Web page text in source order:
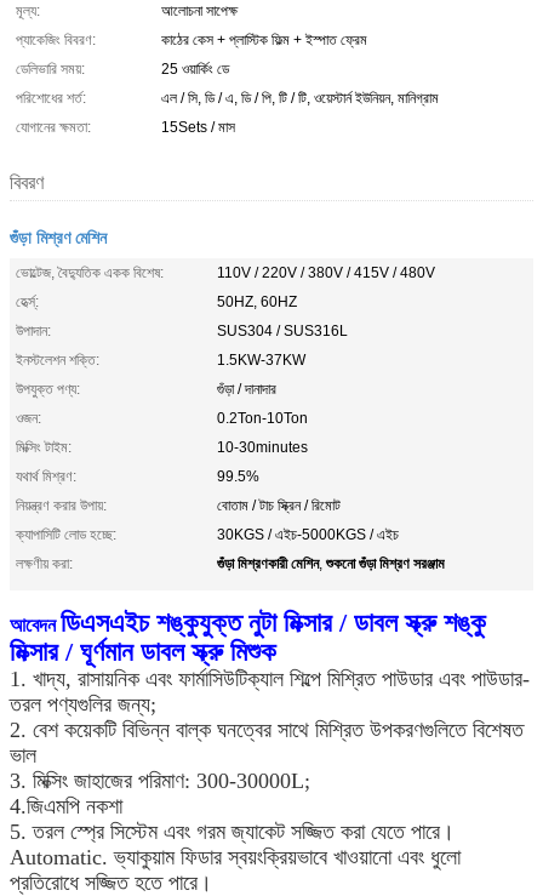
মূল্য:
আলোচনা সাপেক্ষ
প্যাকেজিং বিবরণ:
কাঠের কেস + প্লাস্টিক ফিল্ম + ইস্পাত ফ্রেম
ডেলিভারি সময়:
25 ওয়ার্কিং ডে
পরিশোধের শর্ত:
এল / সি, ডি / এ, ডি / পি, টি / টি, ওয়েস্টার্ন ইউনিয়ন, মানিগ্রাম
যোগানের ক্ষমতা:
15Sets / মাস
বিবরণ
গুঁড়া মিশ্রণ মেশিন
ভোল্টেজ, বৈদ্যুতিক একক বিশেষ:
110V / 220V / 380V / 415V / 480V
হের্ত্স্:
50HZ, 60HZ
উপাদান:
SUS304 / SUS316L
ইনস্টলেশন শক্তি:
1.5KW-37KW
উপযুক্ত পণ্য:
গুঁড়া / দানাদার
ওজন:
0.2Ton-10Ton
মিক্সিং টাইম:
10-30minutes
যথার্থ মিশ্রণ:
99.5%
নিয়ন্ত্রণ করার উপায়:
বোতাম / টাচ স্ক্রিন / রিমোট
ক্যাপাসিটি লোড হচ্ছে:
30KGS / এইচ-5000KGS / এইচ
লক্ষণীয় করা:
গুঁড়া মিশ্রণকারী মেশিন, শুকনো গুঁড়া মিশ্রণ সরঞ্জাম
আবেদনডিএসএইচ শঙ্কুযুক্ত নুটা মিক্সার / ডাবল স্ক্রু শঙ্কু
মিক্সার / ঘূর্ণমান ডাবল স্ক্রু মিশুক
1. খাদ্য, রাসায়নিক এবং ফার্মাসিউটিক্যাল শিল্পে মিশ্রিত পাউডার এবং পাউডার-
তরল পণ্যগুলির জন্য;
2. বেশ কয়েকটি বিভিন্ন বাল্ক ঘনত্বের সাথে মিশ্রিত উপকরণগুলিতে বিশেষত
ভাল
3. মিক্সিং জাহাজের পরিমাণ: 300-30000L;
4.জিএমপি নকশা
5. তরল স্প্রে সিস্টেম এবং গরম জ্যাকেট সজ্জিত করা যেতে পারে।
Automatic. ভ্যাকুয়াম ফিডার স্বয়ংক্রিয়ভাবে খাওয়ানো এবং ধুলো
প্রতিরোধে সজ্জিত হতে পারে।